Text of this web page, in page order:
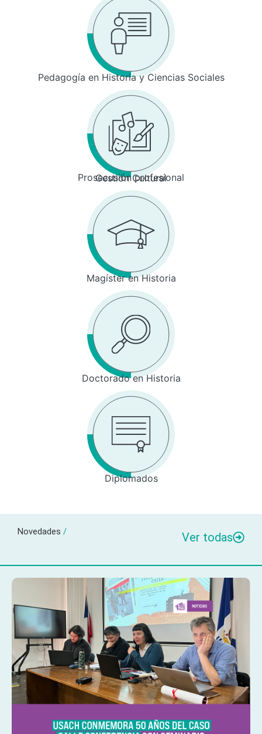
Pedagogía en Historia y Ciencias Sociales
Prosecusión profesional
Gestión Cultural
Magíster en Historia
Doctorado en Historia
Diplomados
Novedades / Ver todas